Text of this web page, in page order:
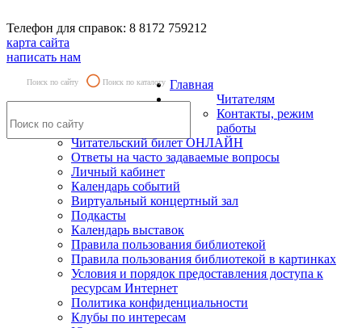
Телефон для справок: 8 8172 759212
карта сайта
написать нам
Поиск по сайту Поиск по каталогу Главная
Читателям
Контакты, режим
работы
Читательский билет ОНЛАЙН
Ответы на часто задаваемые вопросы
Личный кабинет
Календарь событий
Виртуальный концертный зал
Подкасты
Календарь выставок
Правила пользования библиотекой
Правила пользования библиотекой в картинках
Условия и порядок предоставления доступа к
ресурсам Интернет
Политика конфиденциальности
Клубы по интересам